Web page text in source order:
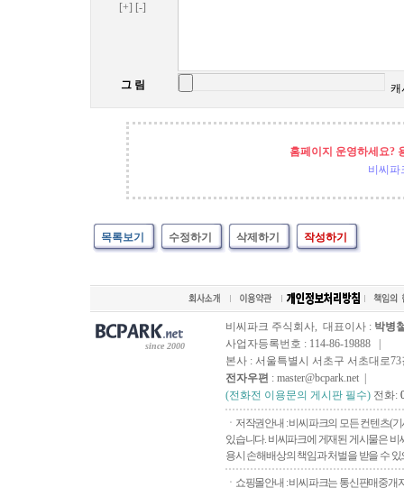
[+] [-]
그 림 캐
홈페이지 운영하세요?
비씨파
목록보기 수정하기 삭제하기 작성하기
since 2000
비씨파크 주식회사, 대표이사 : 박병
사업자등록번호 : 114-86-19888 |
본사 : 서울특별시 서초구 서초대로73
전자우편 : master@bcpark.net |
(전화전 이용문의 게시판 필수) 전화:
ㆍ저작권안내 : 비씨파크의 모든 컨텐츠(
있습니다. 비씨파크에 게재된 게시물은
용시 손해배상의 책임과 처벌을 받을 수
ㆍ쇼핑몰안내 : 비씨파크는 통신판매중개